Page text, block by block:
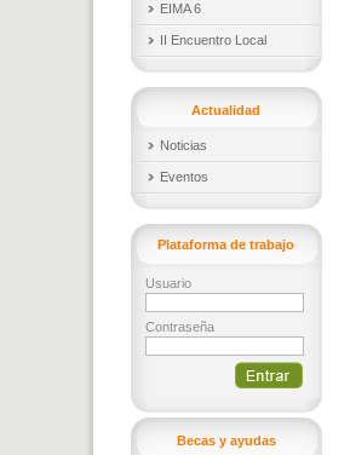
EIMA 6
II Encuentro Local
Actualidad
Noticias
Eventos
Plataforma de trabajo
Usuario
Contraseña
Becas y ayudas